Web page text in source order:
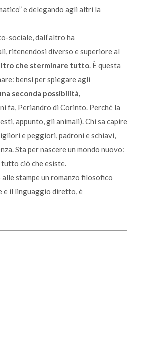
e delegando agli altri la
sociale, dall’altro ha
ritenendosi diverso e superiore al
che sterminare tutto. È questa
bensì per spiegare agli
seconda possibilità,
fa, Periandro di Corinto. Perché la
appunto, gli animali). Chi sa capire
e peggiori, padroni e schiavi,
Sta per nascere un mondo nuovo:
ciò che esiste.
stampe un romanzo filosofico
e il linguaggio diretto, è